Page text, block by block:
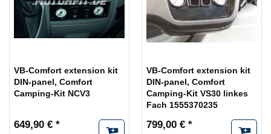
VB-Comfort extension kit
DIN-panel, Comfort
Camping-Kit NCV3
649,90 € *
VB-Comfort extension kit
DIN-panel, Comfort
Camping-Kit VS30 linkes
Fach 1555370235
799,00 € *